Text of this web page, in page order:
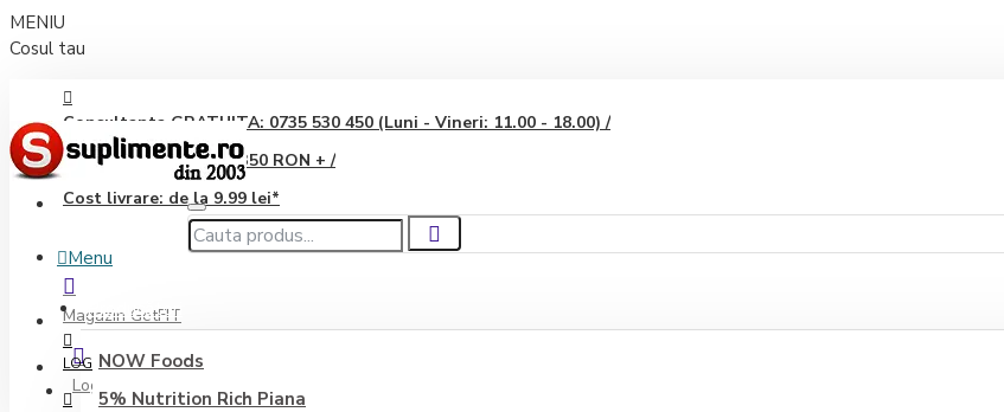
MENIU
Cosul tau
Consultanta GRATUITA: 0735 530 450 (Luni - Vineri: 11.00 - 18.00) /
Transport GRATUIT: 350 RON + /
Cost livrare: de la 9.99 lei*
Magazin GetFIT
Login
Menu
Producători
NOW Foods
5% Nutrition Rich Piana
LOGIN